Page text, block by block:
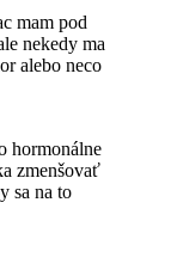
mam pod
nekedy ma
alebo neco
hormonálne
zmenšovať
sa na to